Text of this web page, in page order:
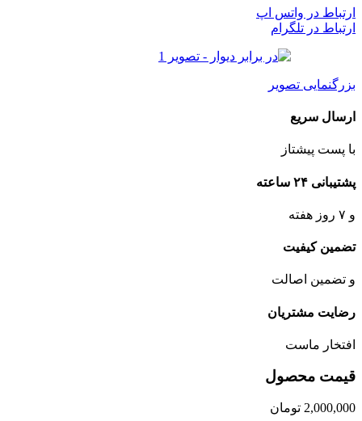
ارتباط در واتس اپ
ارتباط در تلگرام
بزرگنمایی تصویر
ارسال سریع
با پست پیشتاز
پشتیبانی ۲۴ ساعته
و ۷ روز هفته
تضمین کیفیت
و تضمین اصالت
رضایت مشتریان
افتخار ماست
قیمت محصول
2,000,000 تومان